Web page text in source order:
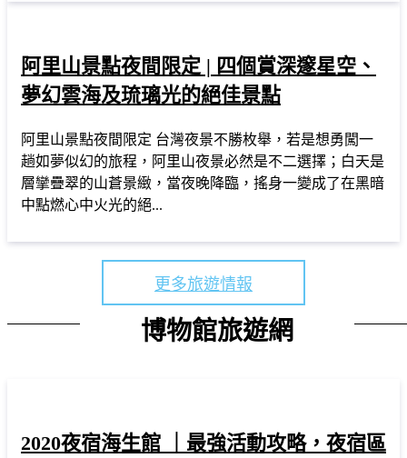
阿里山景點夜間限定 | 四個賞深邃星空、
夢幻雲海及琉璃光的絕佳景點
阿里山景點夜間限定 台灣夜景不勝枚舉，若是想勇闖一
趟如夢似幻的旅程，阿里山夜景必然是不二選擇；白天是
層攣疊翠的山蒼景緻，當夜晚降臨，搖身一變成了在黑暗
中點燃心中火光的絕...
更多旅遊情報
博物館旅遊網
2020夜宿海生館 ｜最強活動攻略，夜宿區